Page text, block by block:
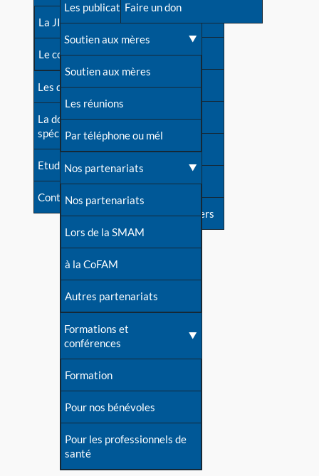
Les débuts
Une difficulté d'allaitement ?
Cas particuliers
Mythes et vérités
Devenir animatrice ?
Une question sur le site
La JIA
Le congrès
Les dossiers de l'allaitement
La documentation
spécialisée
Etudes récentes
Contact
Répertoire de tous les
contacts
Contact presse
Dossier de presse
Soutenir LLL
Livre d'or
Forum
S'inscrire à nos newsletters
Les publications
Soutien aux mères
Soutien aux mères
Les réunions
Par téléphone ou mél
Nos partenariats
Nos partenariats
Lors de la SMAM
à la CoFAM
Autres partenariats
Formations et
conférences
Formation
Pour nos bénévoles
Pour les professionnels de
santé
Faire un don